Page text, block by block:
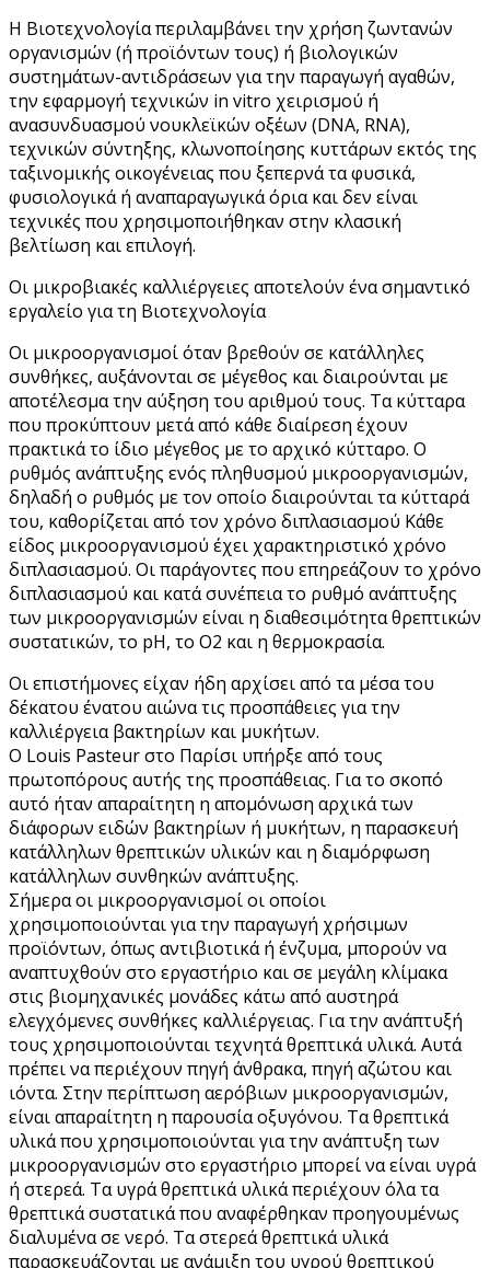
Η Βιοτεχνολογία περιλαμβάνει την χρήση ζωντανών
οργανισμών (ή προϊόντων τους) ή βιολογικών
συστημάτων-αντιδράσεων για την παραγωγή αγαθών,
την εφαρμογή τεχνικών in vitro χειρισμού ή
ανασυνδυασμού νουκλεϊκών οξέων (DNA, RNA),
τεχνικών σύντηξης, κλωνοποίησης κυττάρων εκτός της
ταξινομικής οικογένειας που ξεπερνά τα φυσικά,
φυσιολογικά ή αναπαραγωγικά όρια και δεν είναι
τεχνικές που χρησιμοποιήθηκαν στην κλασική
βελτίωση και επιλογή.
Οι μικροβιακές καλλιέργειες αποτελούν ένα σημαντικό
εργαλείο για τη Βιοτεχνολογία
Οι μικροοργανισμοί όταν βρεθούν σε κατάλληλες
συνθήκες, αυξάνονται σε μέγεθος και διαιρούνται με
αποτέλεσμα την αύξηση του αριθμού τους. Τα κύτταρα
που προκύπτουν μετά από κάθε διαίρεση έχουν
πρακτικά το ίδιο μέγεθος με το αρχικό κύτταρο. Ο
ρυθμός ανάπτυξης ενός πληθυσμού μικροοργανισμών,
δηλαδή ο ρυθμός με τον οποίο διαιρούνται τα κύτταρά
του, καθορίζεται από τον χρόνο διπλασιασμού Κάθε
είδος μικροοργανισμού έχει χαρακτηριστικό χρόνο
διπλασιασμού. Οι παράγοντες που επηρεάζουν το χρόνο
διπλασιασμού και κατά συνέπεια το ρυθμό ανάπτυξης
των μικροοργανισμών είναι η διαθεσιμότητα θρεπτικών
συστατικών, το pH, το Ο2 και η θερμοκρασία.
Οι επιστήμονες είχαν ήδη αρχίσει από τα μέσα του
δέκατου ένατου αιώνα τις προσπάθειες για την
καλλιέργεια βακτηρίων και μυκήτων.
Ο Louis Pasteur στο Παρίσι υπήρξε από τους
πρωτοπόρους αυτής της προσπάθειας. Για το σκοπό
αυτό ήταν απαραίτητη η απομόνωση αρχικά των
διάφορων ειδών βακτηρίων ή μυκήτων, η παρασκευή
κατάλληλων θρεπτικών υλικών και η διαμόρφωση
κατάλληλων συνθηκών ανάπτυξης.
Σήμερα οι μικροοργανισμοί οι οποίοι
χρησιμοποιούνται για την παραγωγή χρήσιμων
προϊόντων, όπως αντιβιοτικά ή ένζυμα, μπορούν να
αναπτυχθούν στο εργαστήριο και σε μεγάλη κλίμακα
στις βιομηχανικές μονάδες κάτω από αυστηρά
ελεγχόμενες συνθήκες καλλιέργειας. Για την ανάπτυξή
τους χρησιμοποιούνται τεχνητά θρεπτικά υλικά. Αυτά
πρέπει να περιέχουν πηγή άνθρακα, πηγή αζώτου και
ιόντα. Στην περίπτωση αερόβιων μικροοργανισμών,
είναι απαραίτητη η παρουσία οξυγόνου. Τα θρεπτικά
υλικά που χρησιμοποιούνται για την ανάπτυξη των
μικροοργανισμών στο εργαστήριο μπορεί να είναι υγρά
ή στερεά. Τα υγρά θρεπτικά υλικά περιέχουν όλα τα
θρεπτικά συστατικά που αναφέρθηκαν προηγουμένως
διαλυμένα σε νερό. Τα στερεά θρεπτικά υλικά
παρασκευάζονται με ανάμιξη του υγρού θρεπτικού